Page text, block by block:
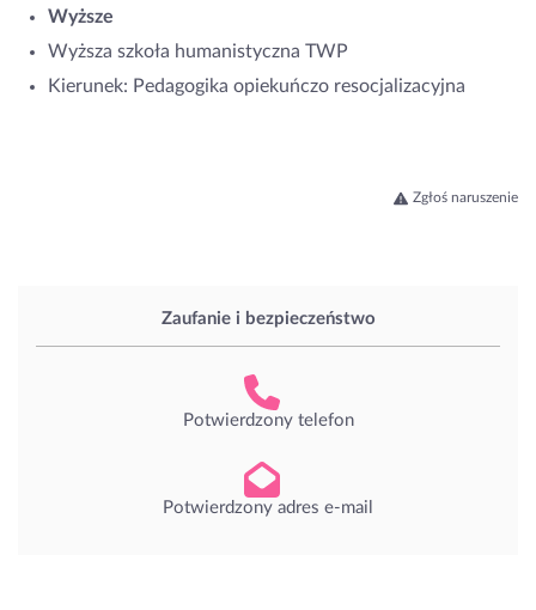
Zaufanie i bezpieczeństwo
Potwierdzony telefon
Potwierdzony adres e-mail
Wyższe
Wyższa szkoła humanistyczna TWP
Kierunek: Pedagogika opiekuńczo resocjalizacyjna
Zgłoś naruszenie